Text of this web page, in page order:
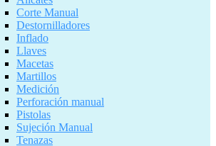
Corte Manual
Destornilladores
Inflado
Llaves
Macetas
Martillos
Medición
Perforación manual
Pistolas
Sujeción Manual
Tenazas